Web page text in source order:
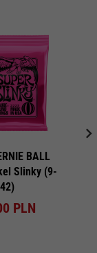
BALL
Slinky (9-
42)
PLN